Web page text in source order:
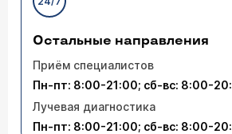
Остальные направления
Приём специалистов
Пн-пт: 8:00-21:00; сб-вс: 8:00-
Лучевая диагностика
Пн-пт: 8:00-21:00; сб-вс: 8:00-